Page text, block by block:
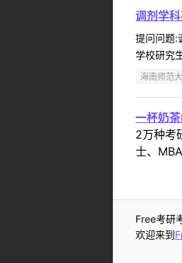
调剂学
提问问题:
学校研究
海南师范
一杯奶
2万种考
士、
Free考研
欢迎来到